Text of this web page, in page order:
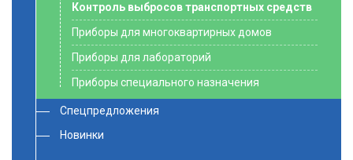
Контроль выбросов транспортных средств
Приборы для многоквартирных домов
Приборы для лабораторий
Приборы специального назначения
Спецпредложения
Новинки